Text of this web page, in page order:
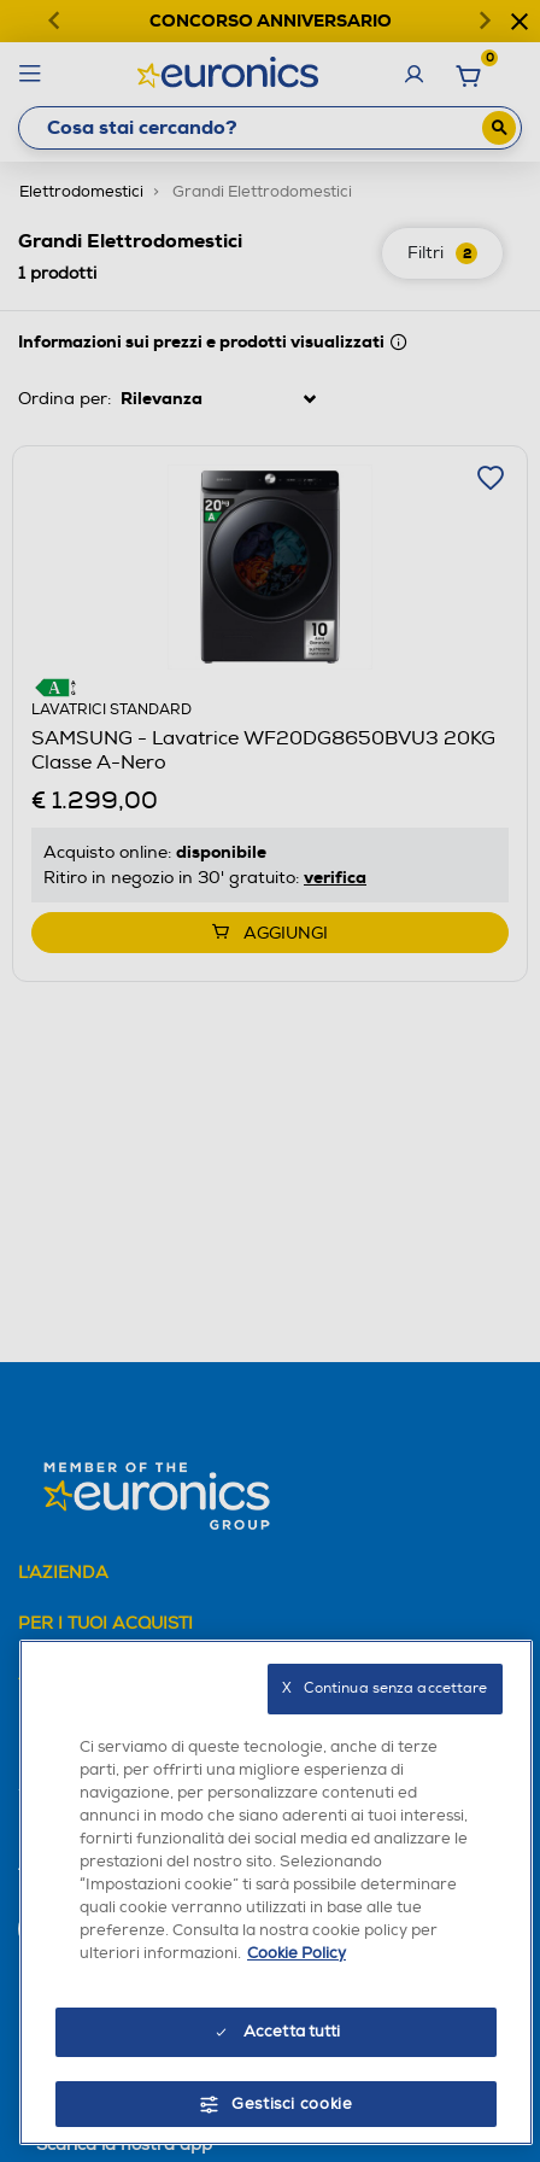
CONCORSO ANNIVERSARIO
0
Elettrodomestici Grandi Elettrodomestici
Filtri 2
Grandi Elettrodomestici
1prodotti
Informazioni sui prezzi e prodotti visualizzati
Ordina per:
LAVATRICI STANDARD
SAMSUNG - Lavatrice WF20DG8650BVU3 20KG
Classe A-Nero
€ 1.299,00
Acquisto online: disponibile
Ritiro in negozio in 30' gratuito: verifica
AGGIUNGI
L'AZIENDA
PER I TUOI ACQUISTI
AREA CLIENTI
Trova negozio
INVIA
Scarica la nostra app
Ci serviamo di queste tecnologie, anche di terze
parti, per offrirti una migliore esperienza di
navigazione, per personalizzare contenuti ed
annunci in modo che siano aderenti ai tuoi interessi,
fornirti funzionalità dei social media ed analizzare le
prestazioni del nostro sito. Selezionando
“Impostazioni cookie” ti sarà possibile determinare
quali cookie verranno utilizzati in base alle tue
preferenze. Consulta la nostra cookie policy per
ulteriori informazioni. Cookie Policy
Accetta tutti
Gestisci cookie
X   Continua senza accettare